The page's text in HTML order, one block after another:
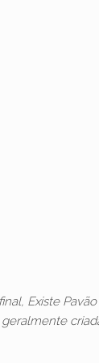
Existe
geralmente